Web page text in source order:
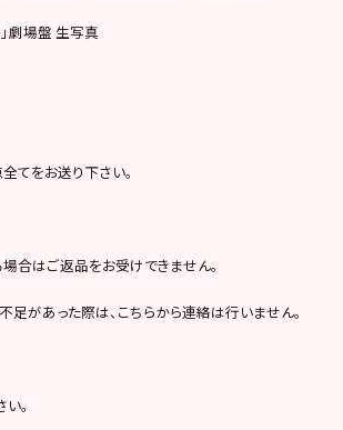
劇場盤 生写真
てをお送り下さい。
合はご返品をお受けできません。
足があった際は、こちらから連絡は行いません。
。